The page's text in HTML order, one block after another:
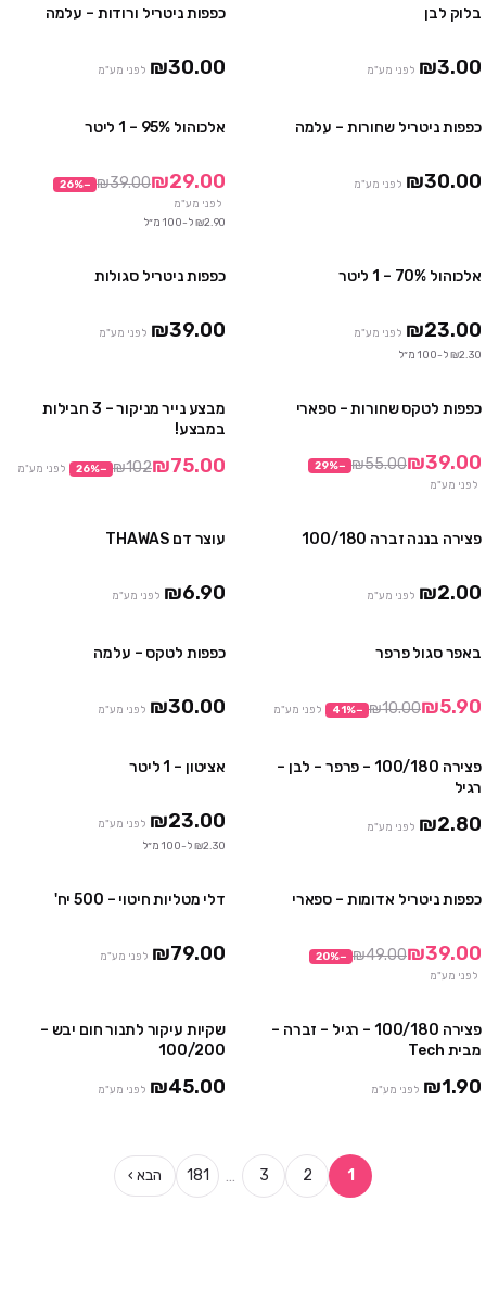
בלוק לבן
₪3.00 לפני מע"מ
כפפות ניטריל ורודות – עלמה
₪30.00 לפני מע"מ
כפפות ניטריל שחורות – עלמה
₪30.00 לפני מע"מ
אלכוהול 95% – 1 ליטר
₪29.00
₪39.00
−
26%
לפני מע"מ
₪2.90 ל-100 מ״ל
אלכוהול 70% – 1 ליטר
₪23.00 לפני מע"מ
₪2.30 ל-100 מ״ל
כפפות ניטריל סגולות
₪39.00 לפני מע"מ
כפפות לטקס שחורות – ספארי
₪39.00
₪55.00
−
29%
לפני מע"מ
מבצע נייר מניקור – 3 חבילות
במבצע!
₪75.00
₪102
−
26% לפני מע"מ
פצירה בננה זברה 100/180
₪2.00 לפני מע"מ
עוצר דם THAWAS
₪6.90 לפני מע"מ
באפר סגול פרפר
₪5.90
₪10.00
−
41% לפני מע"מ
כפפות לטקס – עלמה
₪30.00 לפני מע"מ
פצירה 100/180 – פרפר – לבן –
רגיל
₪2.80 לפני מע"מ
אציטון – 1 ליטר
₪23.00 לפני מע"מ
₪2.30 ל-100 מ״ל
כפפות ניטריל אדומות – ספארי
₪39.00
₪49.00
−
20%
לפני מע"מ
דלי מטליות חיטוי – 500 יח'
₪79.00 לפני מע"מ
פצירה 100/180 – רגיל – זברה –
מבית Tech
₪1.90 לפני מע"מ
שקיות עיקור לתנור חום יבש –
100/200
₪45.00 לפני מע"מ
1
2
3
181 הבא ›